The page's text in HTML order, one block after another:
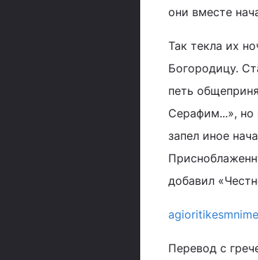
они вместе
Так текла их
Богородицу.
петь
Серафим...», но
запел иное
добавил
Перевод с